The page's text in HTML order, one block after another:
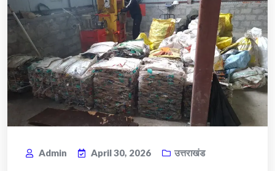
Admin April 30, 2026 उत्तराखंड